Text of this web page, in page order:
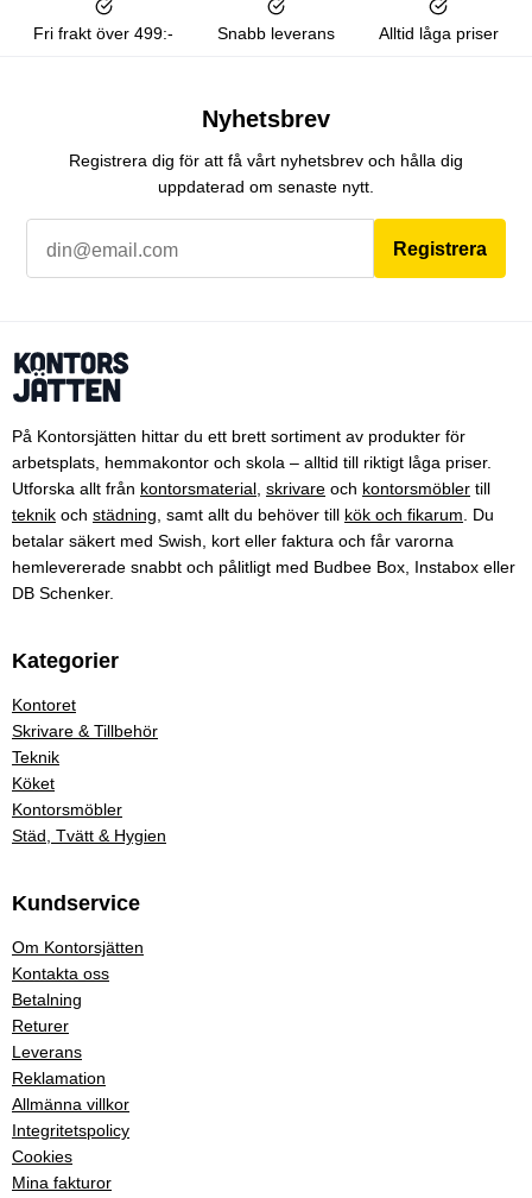
Fri frakt över 499:- Snabb leverans Alltid låga priser
Nyhetsbrev
Registrera dig för att få vårt nyhetsbrev och hålla dig
uppdaterad om senaste nytt.
Registrera
På Kontorsjätten hittar du ett brett sortiment av produkter för
arbetsplats, hemmakontor och skola – alltid till riktigt låga priser.
Utforska allt från kontorsmaterial skrivare och kontorsmöbler till
teknik och städning , samt allt du behöver till kök och fikarum . Du
betalar säkert med Swish, kort eller faktura och får varorna
hemlevererade snabbt och pålitligt med Budbee Box, Instabox eller
DB Schenker.
Kategorier
Kontoret
Skrivare & Tillbehör
Teknik
Köket
Kontorsmöbler
Städ, Tvätt & Hygien
Kundservice
Om Kontorsjätten
Kontakta oss
Betalning
Returer
Leverans
Reklamation
Allmänna villkor
Integritetspolicy
Cookies
Mina fakturor